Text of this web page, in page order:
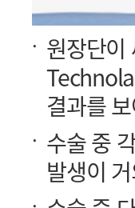
결과를
발생이